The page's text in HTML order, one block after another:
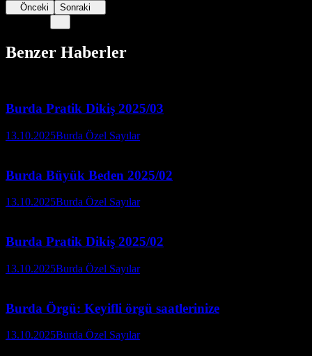
Önceki Sonraki
Benzer Haberler
Burda Pratik Dikiş 2025/03
13.10.2025Burda Özel Sayılar
Burda Büyük Beden 2025/02
13.10.2025Burda Özel Sayılar
Burda Pratik Dikiş 2025/02
13.10.2025Burda Özel Sayılar
Burda Örgü: Keyifli örgü saatlerinize
13.10.2025Burda Özel Sayılar